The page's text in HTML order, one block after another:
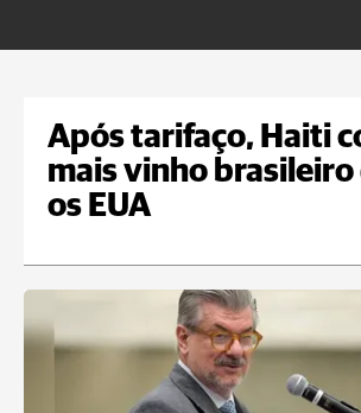
Após tarifaço, Haiti
mais vinho brasileiro
os EUA